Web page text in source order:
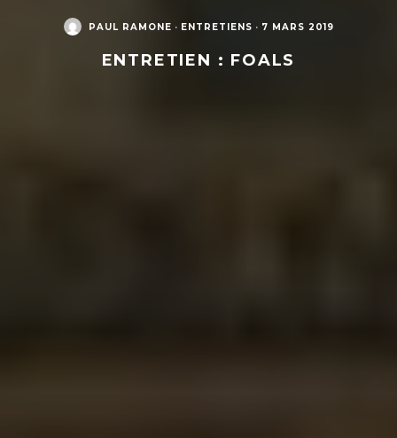
PAUL RAMONE · ENTRETIENS · 7 MARS 2019
ENTRETIEN : FOALS